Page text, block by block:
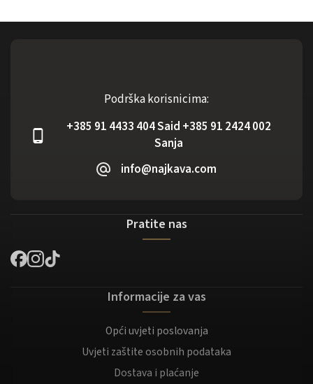
Podrška korisnicima:
+385 91 4433 404 Said +385 91 2424 002
Sanja
info@najkava.com
Pratite nas
Informacije za vas
Opći uvjeti poslovanja
Uvjeti zaštite osobnih podataka
Dostava i plaćanje